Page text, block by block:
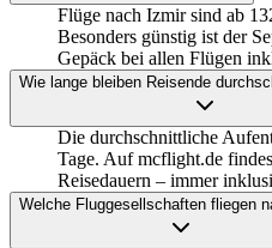
Flüge nach Izmir sind ab
Besonders günstig ist der
Gepäck bei allen Flügen
Wie lange bleiben Reisende
Die durchschnittliche
Tage. Auf mcflight.de
Reisedauern – immer
Welche Fluggesellschaften fliegen